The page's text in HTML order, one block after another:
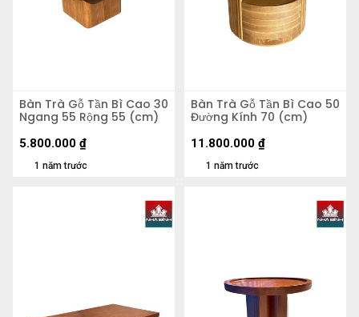
Bàn Trà Gỗ Tần Bì Cao 30
Ngang 55 Rộng 55 (cm)
1 năm trước
5.800.000 ₫
Bàn Trà Gỗ Tần Bì Cao 50
Đường Kính 70 (cm)
1 năm trước
11.800.000 ₫